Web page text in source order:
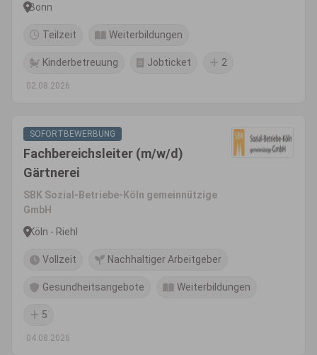
Bonn
Teilzeit Weiterbildungen
Kinderbetreuung Jobticket 2
02.08.2026
SOFORTBEWERBUNG
Fachbereichsleiter (m/w/d)
Gärtnerei
SBK Sozial-Betriebe-Köln gemeinnützige
GmbH
Köln - Riehl
Vollzeit Nachhaltiger Arbeitgeber
Gesundheitsangebote Weiterbildungen
5
04.08.2026